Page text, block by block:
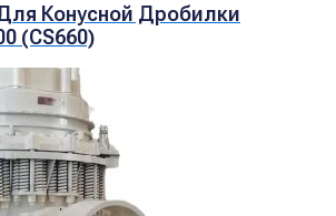
Конусной Дробилки
(CS660)